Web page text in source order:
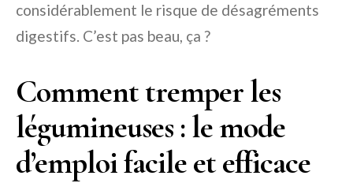
considérablement le risque de désagréments
digestifs. C’est pas beau, ça ?
Comment tremper les
légumineuses : le mode
d’emploi facile et efficace